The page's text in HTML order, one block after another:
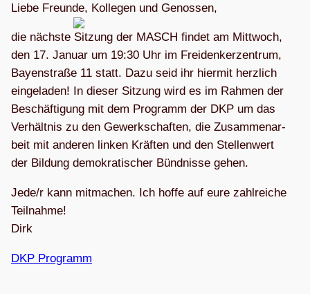
Liebe Freunde, Kol­le­gen und Genossen,
die nächste Sit­zung der MASCH fin­det am Mitt­woch,
den 17. Januar um 19:30 Uhr im Frei­den­ker­zen­trum,
Bay­en­straße 11 statt. Dazu seid ihr hier­mit herz­lich
ein­ge­la­den! In die­ser Sit­zung wird es im Rah­men der
Beschäf­ti­gung mit dem Pro­gramm der DKP um das
Ver­hält­nis zu den Gewerk­schaf­ten, die Zusam­men­ar­
beit mit ande­ren lin­ken Kräf­ten und den Stel­len­wert
der Bil­dung demo­kra­ti­scher Bünd­nisse gehen.
Jede/r kann mit­ma­chen. Ich hoffe auf eure zahl­rei­che
Teil­nahme!
Dirk
DKP Pro­gramm